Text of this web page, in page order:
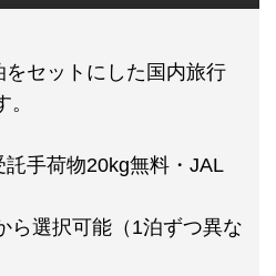
セットにした国内旅行
託手荷物20kg無料・JAL
ら選択可能（1泊ずつ異な